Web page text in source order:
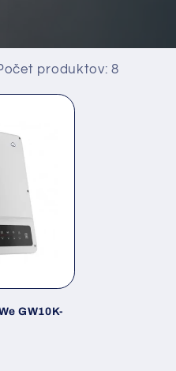
produktov: 8
GW10K-